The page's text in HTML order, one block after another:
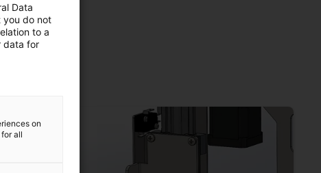
Data
you do not
to a
data for
on
all